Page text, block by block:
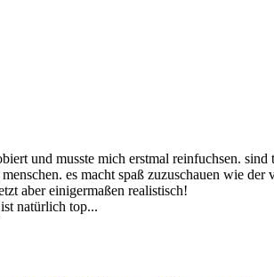
und musste mich erstmal reinfuchsen.
es macht spaß zuzuschauen wie
aber einigermaßen realistisch!
natürlich top...